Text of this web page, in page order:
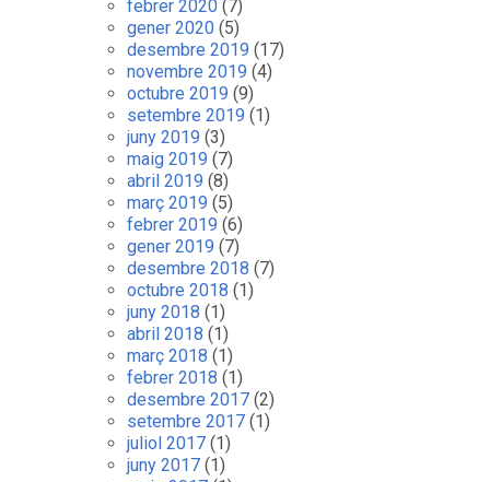
febrer 2020 (7)
gener 2020 (5)
desembre 2019 (17)
novembre 2019 (4)
octubre 2019 (9)
setembre 2019 (1)
juny 2019 (3)
maig 2019 (7)
abril 2019 (8)
març 2019 (5)
febrer 2019 (6)
gener 2019 (7)
desembre 2018 (7)
octubre 2018 (1)
juny 2018 (1)
abril 2018 (1)
març 2018 (1)
febrer 2018 (1)
desembre 2017 (2)
setembre 2017 (1)
juliol 2017 (1)
juny 2017 (1)